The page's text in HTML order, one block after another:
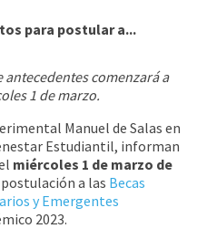
para postular a...
comenzará a
1 de marzo.
Manuel de Salas en
Estudiantil, informan
miércoles 1 de marzo de
a las Becas
y Emergentes
2023.